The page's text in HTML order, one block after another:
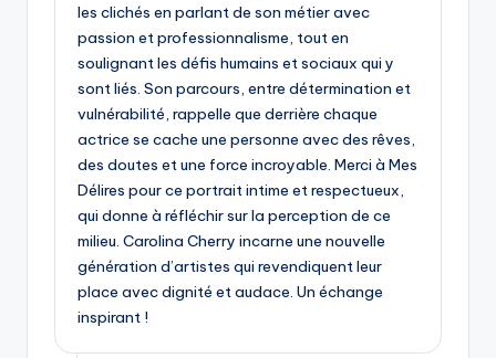
les clichés en parlant de son métier avec
passion et professionnalisme, tout en
soulignant les défis humains et sociaux qui y
sont liés. Son parcours, entre détermination et
vulnérabilité, rappelle que derrière chaque
actrice se cache une personne avec des rêves,
des doutes et une force incroyable. Merci à Mes
Délires pour ce portrait intime et respectueux,
qui donne à réfléchir sur la perception de ce
milieu. Carolina Cherry incarne une nouvelle
génération d’artistes qui revendiquent leur
place avec dignité et audace. Un échange
inspirant !